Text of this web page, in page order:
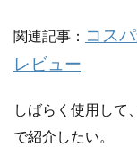
関連記事： コス
レビュー
しばらく使用して
で紹介したい。